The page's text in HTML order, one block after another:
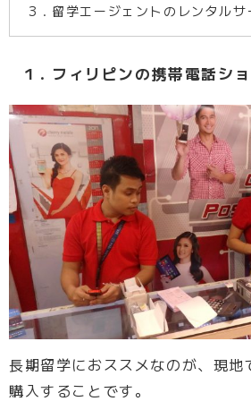
3．留学エージェントのレンタルサ
1．フィリピンの携帯電話シ
長期留学におススメなのが、現
購入することです。